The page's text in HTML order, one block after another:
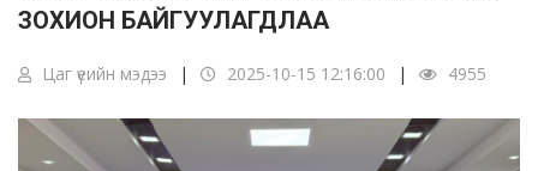
ЗОХИОН БАЙГУУЛАГДЛАА
Цаг үеийн мэдээ 2025-10-15 12:16:00 4955